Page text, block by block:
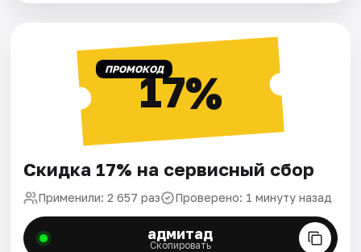
ПРОМОКОД17%
Скидка 17% на сервисный сбор
Применили: 2 657 раз Проверено: 1 минуту назад
адмитад
Скопировать